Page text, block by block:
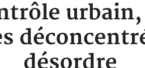
désordre